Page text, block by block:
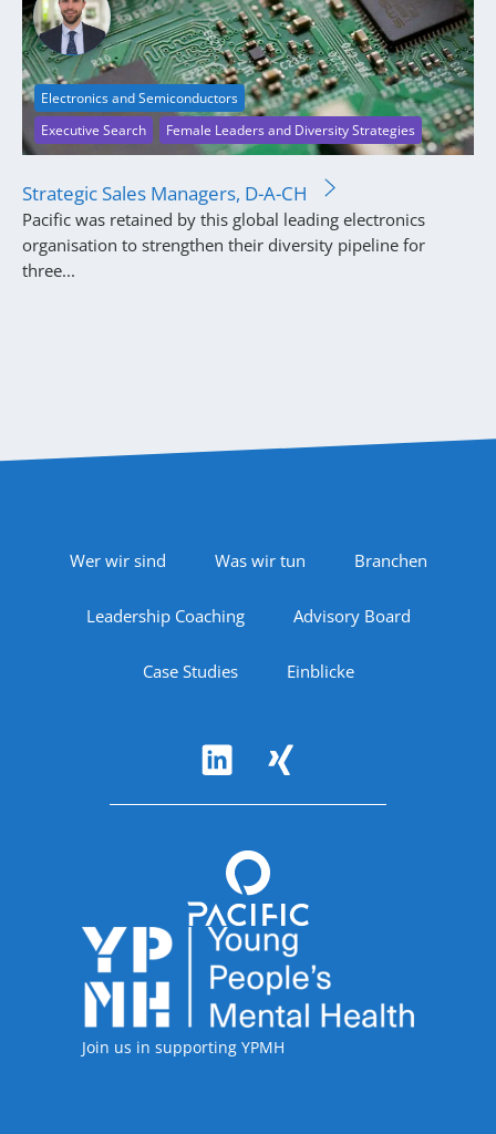
Executive Search Female Leaders and Diversity Strategies
Electronics and Semiconductors
Strategic Sales Managers, D-A-CH
Pacific was retained by this global leading electronics
organisation to strengthen their diversity pipeline for
three...
Footer Navigation
Wer wir sind Was wir tun Branchen
Leadership Coaching Advisory Board
Case Studies Einblicke
Accreditations
Join us in supporting YPMH